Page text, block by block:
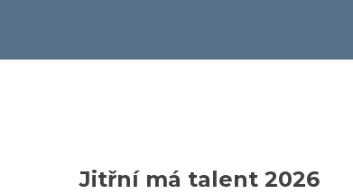
Jitřní má talent 2026